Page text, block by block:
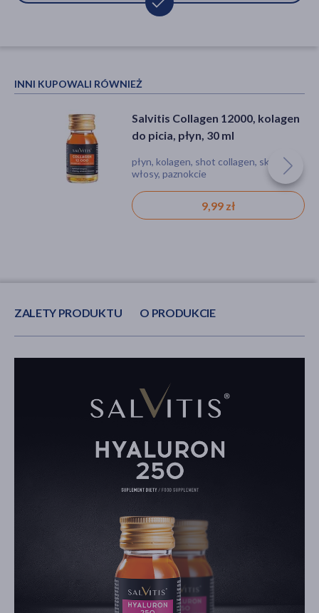
INNI KUPOWALI RÓWNIEŻ
Salvitis Collagen 12000, kolagen
do picia, płyn, 30 ml
płyn, kolagen, shot collagen, skóra,
włosy, paznokcie
9,99 zł
ZALETY PRODUKTU O PRODUKCIE